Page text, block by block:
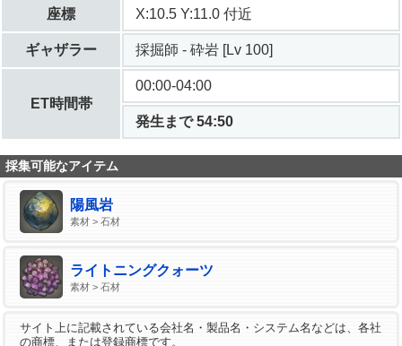
座標 X:10.5 Y:11.0 付近
ギャザラー 採掘師 - 砕岩 [Lv 100]
ET時間帯
00:00-04:00
発生まで 54:49
採集可能なアイテム
陽風岩
素材 > 石材
ライトニングクォーツ
素材 > 石材
サイト上に記載されている会社名・製品名・システム名などは、各社
の商標、または登録商標です。